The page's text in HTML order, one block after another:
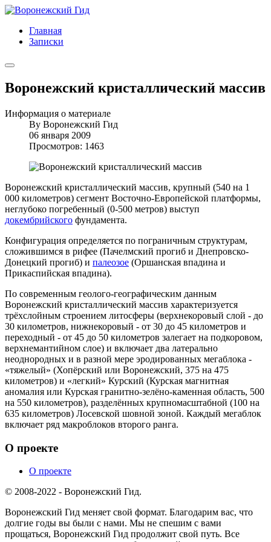
Главная
Записки
Воронежский кристаллический массив
Информация о материале
By Воронежский Гид
06 января 2009
Просмотров: 1463
Воронежский кристаллический массив, крупный (540 на 1
000 километров) сегмент Восточно-Европейской платформы,
неглубоко погребенный (0-500 метров) выступ
докембрийского фундамента.
Конфигурация определяется по пограничным структурам,
сложившимся в рифее (Пачелмский прогиб и Днепровско-
Донецкий прогиб) и палеозое (Оршанская впадина и
Прикаспийская впадина).
По современным геолого-географическим данным
Воронежский кристаллический массив характеризуется
трёхслойным строением литосферы (верхнекоровый слой - до
30 километров, нижнекоровый - от 30 до 45 километров и
переходный - от 45 до 50 километров залегает на подкоровом,
верхнемантийном слое) и включает два латерально
неоднородных и в разной мере эродированных мегаблока -
«тяжелый» (Хопёрский или Воронежский, 375 на 475
километров) и «легкий» Курский (Курская магнитная
аномалия или Курская гранитно-зелёно-каменная область, 500
на 550 километров), разделённых крупномасштабной (100 на
635 километров) Лосевской шовной зоной. Каждый мегаблок
включает ряд макроблоков второго ранга.
О проекте
О проекте
© 2008-2022 - Воронежский Гид.
Воронежский Гид меняет свой формат. Благодарим вас, что
долгие годы вы были с нами. Мы не спешим с вами
прощаться, Воронежский Гид продолжит свой путь. Все